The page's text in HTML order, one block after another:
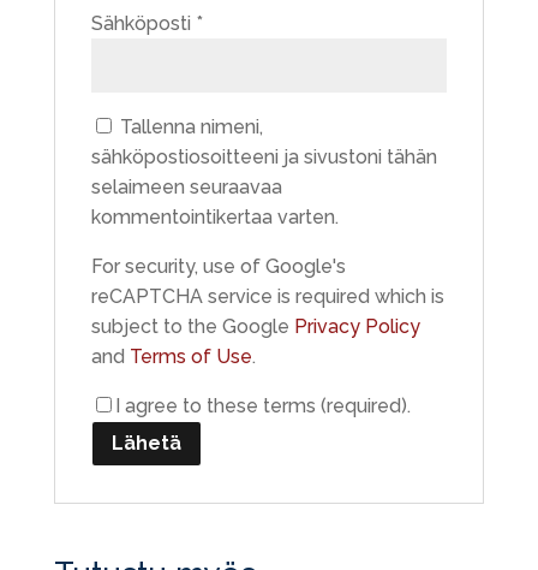
Sähköposti *
Tallenna nimeni,
sähköpostiosoitteeni ja sivustoni tähän
selaimeen seuraavaa
kommentointikertaa varten.
For security, use of Google's
reCAPTCHA service is required which is
subject to the Google Privacy Policy
and Terms of Use.
I agree to these terms (required).